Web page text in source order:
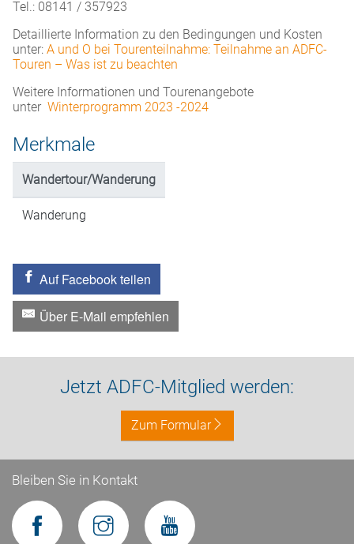
Tel.: 08141 / 357923
Detaillierte Information zu den Bedingungen und Kosten
unter: A und O bei Tourenteilnahme: Teilnahme an ADFC-
Touren – Was ist zu beachten
Weitere Informationen und Tourenangebote
unter Winterprogramm 2023 -2024
Merkmale
Wandertour/Wanderung
Wanderung
Auf Facebook teilen
Über E-Mail empfehlen
Jetzt ADFC-Mitglied werden:
Zum Formular
Bleiben Sie in Kontakt